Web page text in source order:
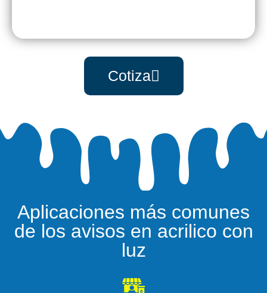
Cotiza
Aplicaciones más comunes
de los avisos en acrilico con
luz